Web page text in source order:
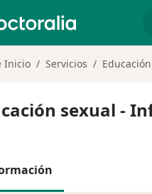
Inicio Servicios
sexual -